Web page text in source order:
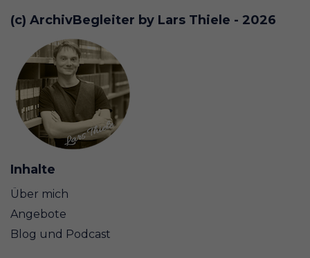
(c) ArchivBegleiter by Lars Thiele - 2026
Inhalte
Über mich
Angebote
Blog und Podcast